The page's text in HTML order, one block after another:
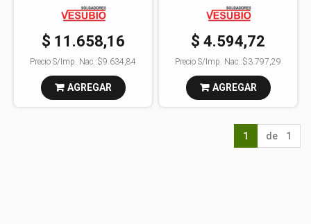
$ 11.658,16
Precio S/Imp. Nac.:$9.634,84
AGREGAR
$ 4.594,72
Precio S/Imp. Nac.:$3.797,29
AGREGAR
1 de 1